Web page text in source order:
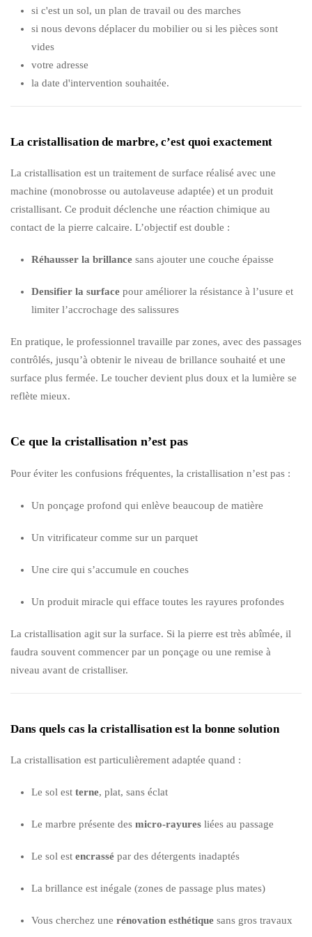
si c'est un sol, un plan de travail ou des marches
si nous devons déplacer du mobilier ou si les pièces sont
vides
votre adresse
la date d'intervention souhaitée.
La cristallisation de marbre, c’est quoi exactement
La cristallisation est un traitement de surface réalisé avec une
machine (monobrosse ou autolaveuse adaptée) et un produit
cristallisant. Ce produit déclenche une réaction chimique au
contact de la pierre calcaire. L’objectif est double :
Réhausser la brillance sans ajouter une couche épaisse
Densifier la surface pour améliorer la résistance à l’usure et
limiter l’accrochage des salissures
En pratique, le professionnel travaille par zones, avec des passages
contrôlés, jusqu’à obtenir le niveau de brillance souhaité et une
surface plus fermée. Le toucher devient plus doux et la lumière se
reflète mieux.
Ce que la cristallisation n’est pas
Pour éviter les confusions fréquentes, la cristallisation n’est pas :
Un ponçage profond qui enlève beaucoup de matière
Un vitrificateur comme sur un parquet
Une cire qui s’accumule en couches
Un produit miracle qui efface toutes les rayures profondes
La cristallisation agit sur la surface. Si la pierre est très abîmée, il
faudra souvent commencer par un ponçage ou une remise à
niveau avant de cristalliser.
Dans quels cas la cristallisation est la bonne solution
La cristallisation est particulièrement adaptée quand :
Le sol est terne, plat, sans éclat
Le marbre présente des micro-rayures liées au passage
Le sol est encrassé par des détergents inadaptés
La brillance est inégale (zones de passage plus mates)
Vous cherchez une rénovation esthétique sans gros travaux